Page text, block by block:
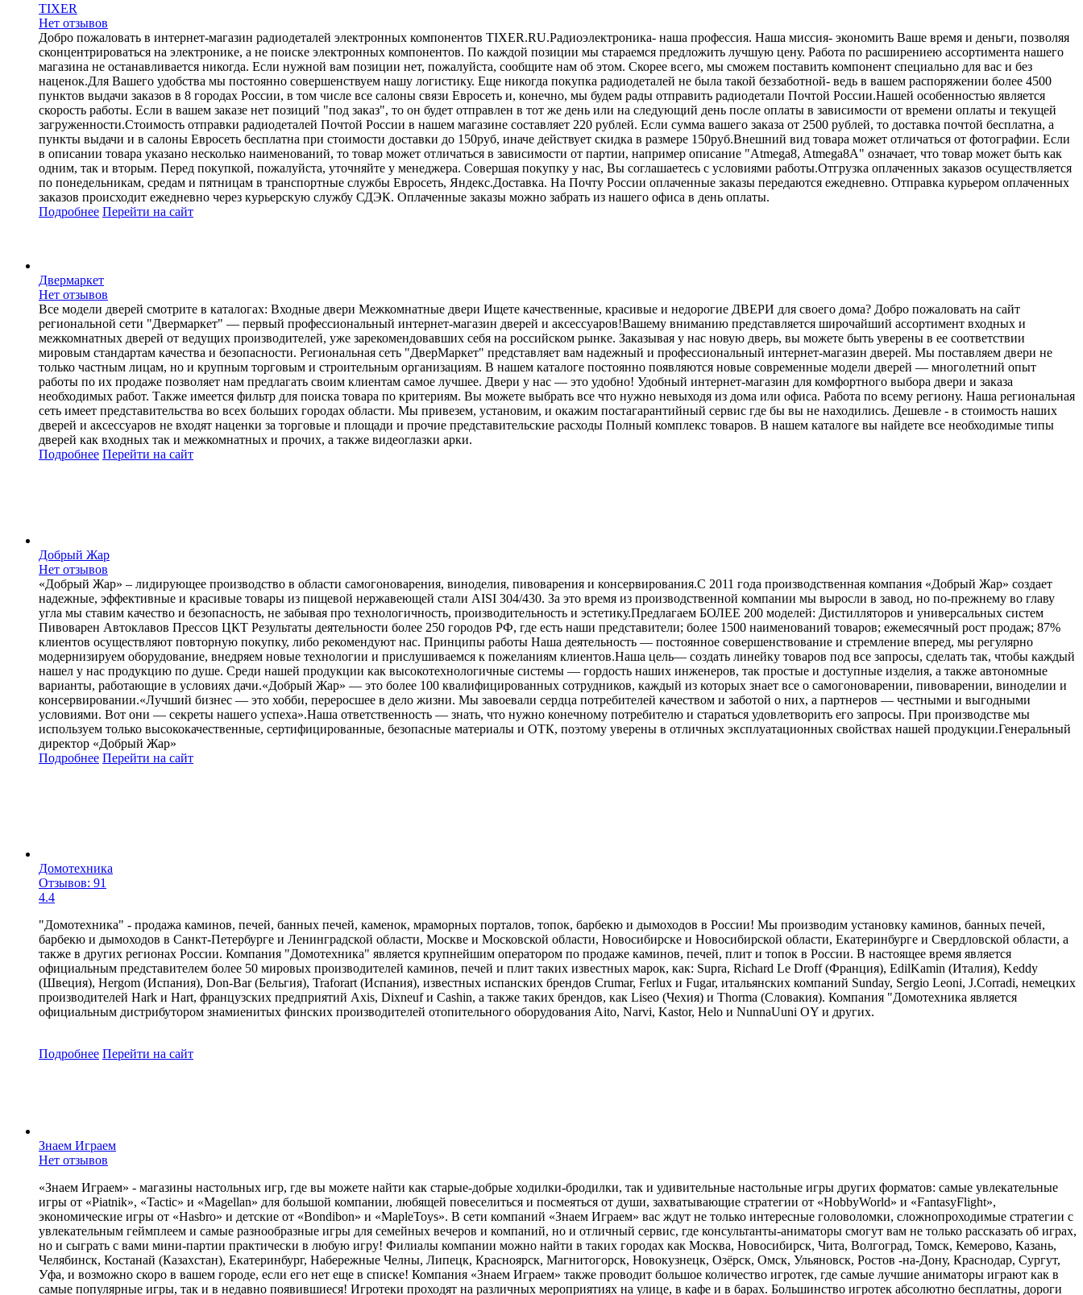
TIXER
Нет отзывов
Добро пожаловать в интернет-магазин радиодеталей электронных компонентов TIXER.RU.Радиоэлектроника- наша профессия. Наша миссия- экономить Ваше время и деньги, позволяя
сконцентрироваться на электронике, а не поиске электронных компонентов. По каждой позиции мы стараемся предложить лучшую цену. Работа по расширениею ассортимента нашего
магазина не останавливается никогда. Если нужной вам позиции нет, пожалуйста, сообщите нам об этом. Скорее всего, мы сможем поставить компонент специально для вас и без
наценок.Для Вашего удобства мы постоянно совершенствуем нашу логистику. Еще никогда покупка радиодеталей не была такой беззаботной- ведь в вашем распоряжении более 4500
пунктов выдачи заказов в 8 городах России, в том числе все салоны связи Евросеть и, конечно, мы будем рады отправить радиодетали Почтой России.Нашей особенностью является
скорость работы. Если в вашем заказе нет позиций "под заказ", то он будет отправлен в тот же день или на следующий день после оплаты в зависимости от времени оплаты и текущей
загруженности.Стоимость отправки радиодеталей Почтой России в нашем магазине составляет 220 рублей. Если сумма вашего заказа от 2500 рублей, то доставка почтой бесплатна, а
пункты выдачи и в салоны Евросеть бесплатна при стоимости доставки до 150руб, иначе действует скидка в размере 150руб.Внешний вид товара может отличаться от фотографии. Если
в описании товара указано несколько наименований, то товар может отличаться в зависимости от партии, например описание "Atmega8, Atmega8A" означает, что товар может быть как
одним, так и вторым. Перед покупкой, пожалуйста, уточняйте у менеджера. Совершая покупку у нас, Вы соглашаетесь с условиями работы.Отгрузка оплаченных заказов осуществляется
по понедельникам, средам и пятницам в транспортные службы Евросеть, Яндекс.Доставка. На Почту России оплаченные заказы передаются ежедневно. Отправка курьером оплаченных
заказов происходит ежедневно через курьерскую службу СДЭК. Оплаченные заказы можно забрать из нашего офиса в день оплаты.
Подробнее Перейти на сайт
Двермаркет
Нет отзывов
Все модели дверей смотрите в каталогах: Входные двери Межкомнатные двери Ищете качественные, красивые и недорогие ДВЕРИ для своего дома? Добро пожаловать на сайт
региональной сети "Двермаркет" — первый профессиональный интернет-магазин дверей и аксессуаров!Вашему вниманию представляется широчайший ассортимент входных и
межкомнатных дверей от ведущих производителей, уже зарекомендовавших себя на российском рынке. Заказывая у нас новую дверь, вы можете быть уверены в ее соответствии
мировым стандартам качества и безопасности. Региональная сеть "ДверМаркет" представляет вам надежный и профессиональный интернет-магазин дверей. Мы поставляем двери не
только частным лицам, но и крупным торговым и строительным организациям. В нашем каталоге постоянно появляются новые современные модели дверей — многолетний опыт
работы по их продаже позволяет нам предлагать своим клиентам самое лучшее. Двери у нас — это удобно! Удобный интернет-магазин для комфортного выбора двери и заказа
необходимых работ. Также имеется фильтр для поиска товара по критериям. Вы можете выбрать все что нужно невыходя из дома или офиса. Работа по всему региону. Наша региональная
сеть имеет представительства во всех больших городах области. Мы привезем, установим, и окажим постагарантийный сервис где бы вы не находились. Дешевле - в стоимость наших
дверей и аксессуаров не входят наценки за торговые и площади и прочие представительские расходы Полный комплекс товаров. В нашем каталоге вы найдете все необходимые типы
дверей как входных так и межкомнатных и прочих, а также видеоглазки арки.
Подробнее Перейти на сайт
Добрый Жар
Нет отзывов
«Добрый Жар» – лидирующее производство в области самогоноварения, виноделия, пивоварения и консервирования.С 2011 года производственная компания «Добрый Жар» создает
надежные, эффективные и красивые товары из пищевой нержавеющей стали AISI 304/430. За это время из производственной компании мы выросли в завод, но по-прежнему во главу
угла мы ставим качество и безопасность, не забывая про технологичность, производительность и эстетику.Предлагаем БОЛЕЕ 200 моделей: Дистилляторов и универсальных систем
Пивоварен Автоклавов Прессов ЦКТ Результаты деятельности более 250 городов РФ, где есть наши представители; более 1500 наименований товаров; ежемесячный рост продаж; 87%
клиентов осуществляют повторную покупку, либо рекомендуют нас. Принципы работы Наша деятельность — постоянное совершенствование и стремление вперед, мы регулярно
модернизируем оборудование, внедряем новые технологии и прислушиваемся к пожеланиям клиентов.Наша цель— создать линейку товаров под все запросы, сделать так, чтобы каждый
нашел у нас продукцию по душе. Среди нашей продукции как высокотехнологичные системы — гордость наших инженеров, так простые и доступные изделия, а также автономные
варианты, работающие в условиях дачи.«Добрый Жар» — это более 100 квалифицированных сотрудников, каждый из которых знает все о самогоноварении, пивоварении, виноделии и
консервировании.«Лучший бизнес — это хобби, переросшее в дело жизни. Мы завоевали сердца потребителей качеством и заботой о них, а партнеров — честными и выгодными
условиями. Вот они — секреты нашего успеха».Наша ответственность — знать, что нужно конечному потребителю и стараться удовлетворить его запросы. При производстве мы
используем только высококачественные, сертифицированные, безопасные материалы и ОТК, поэтому уверены в отличных эксплуатационных свойствах нашей продукции.Генеральный
директор «Добрый Жар»
Подробнее Перейти на сайт
Домотехника
Отзывов: 91
4.4
"Домотехника" - продажа каминов, печей, банных печей, каменок, мраморных порталов, топок, барбекю и дымоходов в России! Мы производим установку каминов, банных печей,
барбекю и дымоходов в Санкт-Петербурге и Ленинградской области, Москве и Московской области, Новосибирске и Новосибирской области, Екатеринбурге и Свердловской области, а
также в других регионах России. Компания "Домотехника" является крупнейшим оператором по продаже каминов, печей, плит и топок в России. В настоящее время является
официальным представителем более 50 мировых производителей каминов, печей и плит таких известных марок, как: Supra, Richard Le Droff (Франция), EdilKamin (Италия), Keddy
(Швеция), Hergоm (Испания), Don-Bar (Бельгия), Traforart (Испания), известных испанских брендов Crumar, Ferlux и Fugar, итальянских компаний Sunday, Sergio Leoni, J.Corradi, немецких
производителей Hark и Hart, французских предприятий Axis, Dixneuf и Cashin, а также таких брендов, как Liseo (Чехия) и Thorma (Словакия). Компания "Домотехника является
официальным дистрибутором знамиенитых финских производителей отопительного оборудования Aito, Narvi, Kastor, Helo и NunnaUuni OY и других.
Подробнее Перейти на сайт
Знаем Играем
Нет отзывов
«Знаем Играем» - магазины настольных игр, где вы можете найти как старые-добрые ходилки-бродилки, так и удивительные настольные игры других форматов: самые увлекательные
игры от «Piatnik», «Tactic» и «Magellan» для большой компании, любящей повеселиться и посмеяться от души, захватывающие стратегии от «HobbyWorld» и «FantasyFlight»,
экономические игры от «Hasbro» и детские от «Bondibon» и «MapleToys». В сети компаний «Знаем Играем» вас ждут не только интересные головоломки, сложнопроходимые стратегии с
увлекательным геймплеем и самые разнообразные игры для семейных вечеров и компаний, но и отличный сервис, где консультанты-аниматоры смогут вам не только рассказать об играх,
но и сыграть с вами мини-партии практически в любую игру! Филиалы компании можно найти в таких городах как Москва, Новосибирск, Чита, Волгоград, Томск, Кемерово, Казань,
Челябинск, Костанай (Казахстан), Екатеринбург, Набережные Челны, Липецк, Красноярск, Магнитогорск, Новокузнецк, Озёрск, Омск, Ульяновск, Ростов -на-Дону, Краснодар, Сургут,
Уфа, и возможно скоро в вашем городе, если его нет еще в списке! Компания «Знаем Играем» также проводит большое количество игротек, где самые лучшие аниматоры играют как в
самые популярные игры, так и в недавно появившиеся! Игротеки проходят на различных мероприятиях на улице, в кафе и в барах. Большинство игротек абсолютно бесплатны, дороги